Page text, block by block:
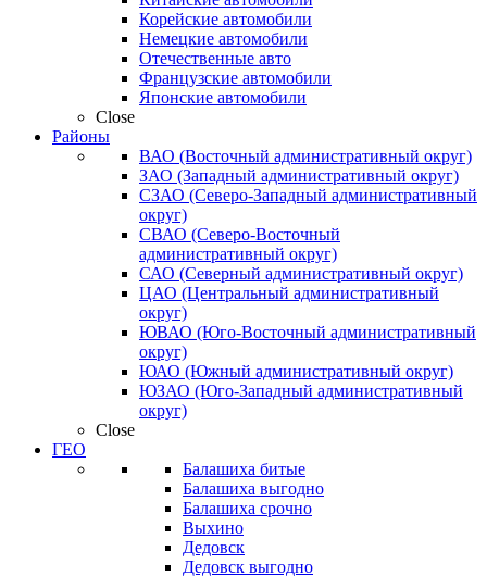
Корейские автомобили
Немецкие автомобили
Отечественные авто
Французские автомобили
Японские автомобили
Close
Районы
ВАО (Восточный административный округ)
ЗАО (Западный административный округ)
СЗАО (Северо-Западный административный
округ)
СВАО (Северо-Восточный
административный округ)
САО (Северный административный округ)
ЦАО (Центральный административный
округ)
ЮВАО (Юго-Восточный административный
округ)
ЮАО (Южный административный округ)
ЮЗАО (Юго-Западный административный
округ)
Close
ГЕО
Балашиха битые
Балашиха выгодно
Балашиха срочно
Выхино
Дедовск
Дедовск выгодно